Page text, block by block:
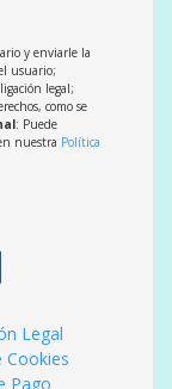
y enviarle la
usuario;
legal;
como se
: Puede
nuestra Política
Legal
Cookies
Pago